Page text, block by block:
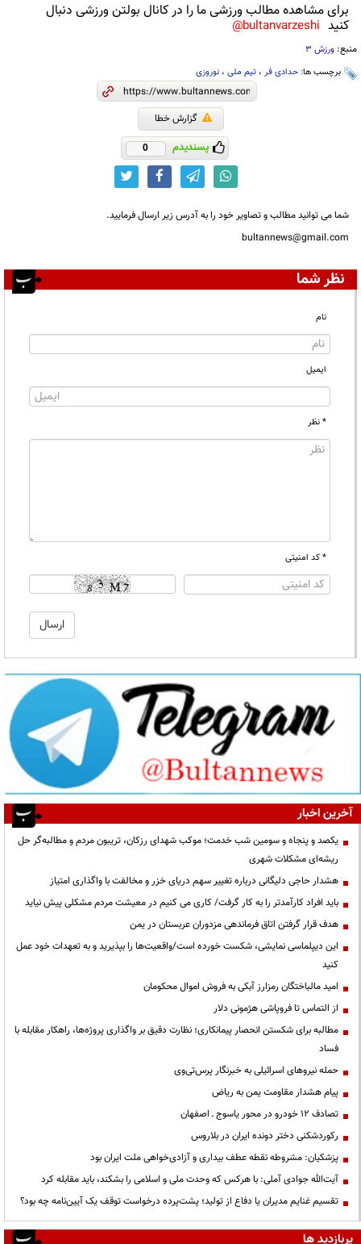
برای مشاهده مطالب ورزشی ما را در کانال بولتن ورزشی دنبال
کنید bultanvarzeshi@
منبع: ورزش 3
برچسب ها: حدادی فر ، تیم ملی ، نوروزی
گزارش خطا
پسندیدم 0
شما می توانید مطالب و تصاویر خود را به آدرس زیر ارسال فرمایید.
bultannews@gmail.com
نظر شما
نام
ایمیل
* نظر
* کد امنیتی
آخرین اخبار
یکصد و پنجاه و سومین شب خدمت؛ موکب شهدای رزکان، تریبون مردم و مطالبه‌گر حل
ریشه‌ای مشکلات شهری
هشدار حاجی دلیگانی درباره تغییر سهم دریای خزر و مخالفت با واگذاری امتیاز
باید افراد کارآمدتر را به کار گرفت/ کاری می کنیم در معیشت مردم مشکلی پیش نیاید
هدف قرار گرفتن اتاق‌ فرماندهی مزدوران عربستان در یمن
این دیپلماسی نمایشی، شکست خورده است/واقعیت‌ها را بپذیرید و به تعهدات خود عمل
کنید
امید مالباختگان رمزارز آبکی به فروش اموال محکومان
از التماس تا فروپاشی هژمونی دلار
مطالبه برای شکستن انحصار پیمانکاری؛ نظارت دقیق بر واگذاری پروژه‌ها، راهکار مقابله با
فساد
حمله نیروهای اسرائیلی به خبرنگار پرس‌تی‌وی
پیام هشدار مقاومت یمن به ریاض
تصادف ۱۲ خودرو در محور یاسوج ـ اصفهان
رکوردشکنی دختر دونده ایران در بلاروس
پزشکیان: مشروطه نقطه عطف بیداری و آزادی‌خواهی ملت ایران بود
آیت‌الله جوادی آملی: با هرکس که وحدت ملی و اسلامی را بشکند، باید مقابله کرد
تقسیم غنایم مدیران یا دفاع از تولید؛ پشت‌پرده درخواست توقف یک آیین‌نامه چه بود؟
پربازدید ها